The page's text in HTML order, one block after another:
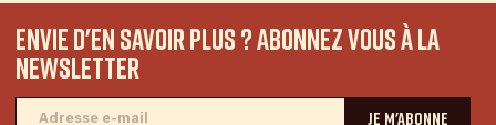
Envie d'en savoir plus ? Abonnez vous à la
newsletter